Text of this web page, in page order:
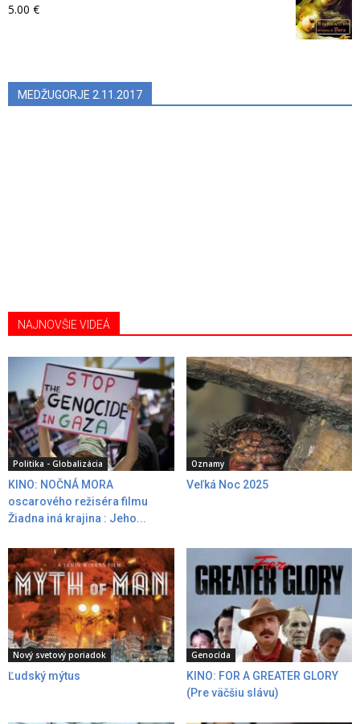
5.00 €
MEDŽUGORJE 2.11.2017
NAJNOVŠIE VIDEÁ
Politika - Globalizácia
KINO: NOČNÁ MORA
oscarového režiséra filmu
Žiadna iná krajina : Jeho...
Oznamy
Veľká Noc 2025
Nový svetový poriadok
Ľudský mýtus
Genocída
KINO: FOR A GREATER GLORY
(Pre väčšiu slávu)